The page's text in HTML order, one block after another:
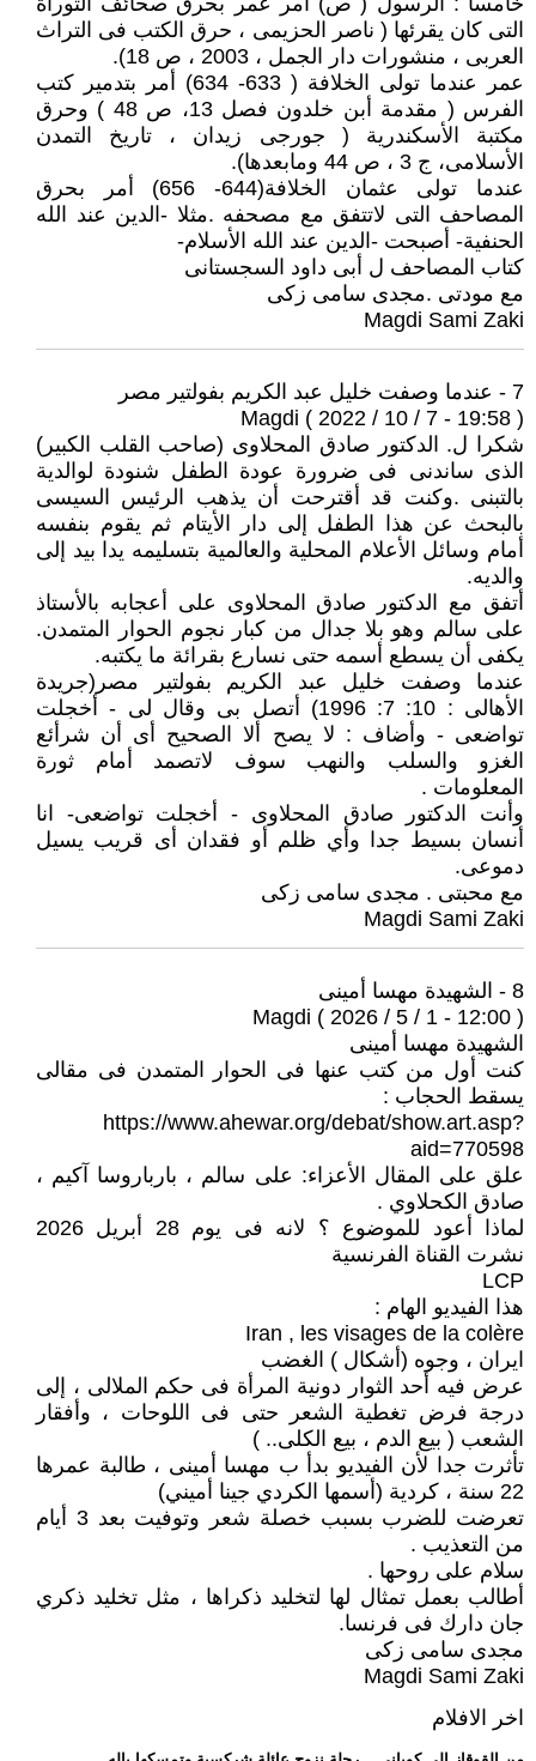
التى كان يقرئها ( ناصر الحزيمى ، حرق الكتب فى التراث
العربى ، منشورات دار الجمل ، 2003 ، ص 18).
عمر عندما تولى الخلافة ( 633- 634) أمر بتدمير كتب
الفرس ( مقدمة أبن خلدون فصل 13، ص 48 ) وحرق
مكتبة الأسكندرية ( جورجى زيدان ، تاريخ التمدن
الأسلامى، ج 3 ، ص 44 ومابعدها).
عندما تولى عثمان الخلافة(644- 656) أمر بحرق
المصاحف التى لاتتفق مع مصحفه .مثلا -الدين عند الله
الحنفية- أصبحت -الدين عند الله الأسلام-
كتاب المصاحف ل أبى داود السجستانى
مع مودتى .مجدى سامى زكى
Magdi Sami Zaki
7 - عندما وصفت خليل عبد الكريم بفولتير مصر
Magdi ( 2022 / 10 / 7 - 19:58 )
شكرا ل. الدكتور صادق المحلاوى (صاحب القلب الكبير)
الذى ساندنى فى ضرورة عودة الطفل شنودة لوالدية
بالتبنى .وكنت قد أقترحت أن يذهب الرئيس السيسى
بالبحث عن هذا الطفل إلى دار الأيتام ثم يقوم بنفسه
أمام وسائل الأعلام المحلية والعالمية بتسليمه يدا بيد إلى
والديه.
أتفق مع الدكتور صادق المحلاوى على أعجابه بالأستاذ
على سالم وهو بلا جدال من كبار نجوم الحوار المتمدن.
يكفى أن يسطع أسمه حتى نسارع بقرائة ما يكتبه.
عندما وصفت خليل عبد الكريم بفولتير مصر(جريدة
الأهالى : 10: 7: 1996) أتصل بى وقال لى - أخجلت
تواضعى - وأضاف : لا يصح ألا الصحيح أى أن شرأئع
الغزو والسلب والنهب سوف لاتصمد أمام ثورة
المعلومات .
وأنت الدكتور صادق المحلاوى - أخجلت تواضعى- انا
أنسان بسيط جدا وأي ظلم أو فقدان أى قريب يسيل
دموعى.
مع محبتى . مجدى سامى زكى
Magdi Sami Zaki
8 - الشهيدة مهسا أمينى
Magdi ( 2026 / 5 / 1 - 12:00 )
الشهيدة مهسا أمينى
كنت أول من كتب عنها فى الحوار المتمدن فى مقالى
يسقط الحجاب :
https://www.ahewar.org/debat/show.art.asp?
aid=770598
علق على المقال الأعزاء: على سالم ، بارباروسا آكيم ،
صادق الكحلاوي .
لماذا أعود للموضوع ؟ لانه فى يوم 28 أبريل 2026
نشرت القناة الفرنسية
LCP
هذا الفيديو الهام :
Iran , les visages de la colère
ايران ، وجوه (أشكال ) الغضب
عرض فيه أحد الثوار دونية المرأة فى حكم الملالى ، إلى
درجة فرض تغطية الشعر حتى فى اللوحات ، وأفقار
الشعب ( بيع الدم ، بيع الكلى.. )
تأثرت جدا لأن الفيديو بدأ ب مهسا أمينى ، طالبة عمرها
22 سنة ، كردية (أسمها الكردي جينا أميني)
تعرضت للضرب بسبب خصلة شعر وتوفيت بعد 3 أيام
من التعذيب .
سلام على روحها .
أطالب بعمل تمثال لها لتخليد ذكراها ، مثل تخليد ذكري
جان دارك فى فرنسا.
مجدى سامى زكى
Magdi Sami Zaki
اخر الافلام